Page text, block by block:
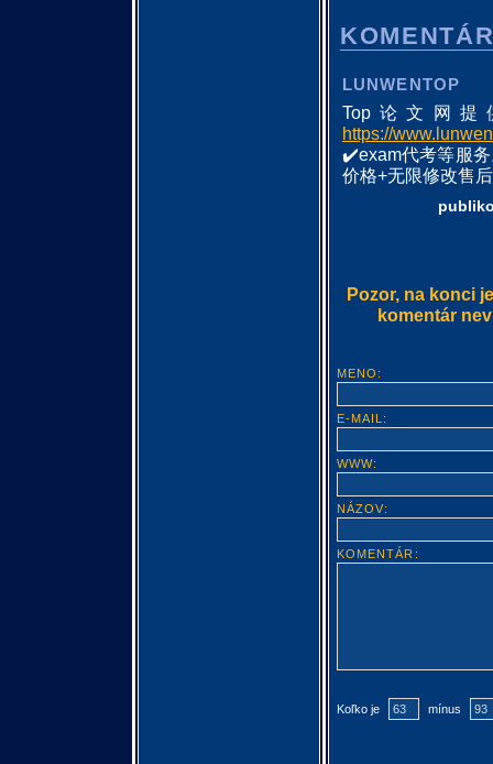
LUNWENTOP
Top论文网
https://
✔️exam代考等服务
价格+无限修改售
Pozor, na konci
komentár
MENO:
E-MAIL:
WWW:
NÁZOV:
KOMENTÁR:
Koľko je mínus